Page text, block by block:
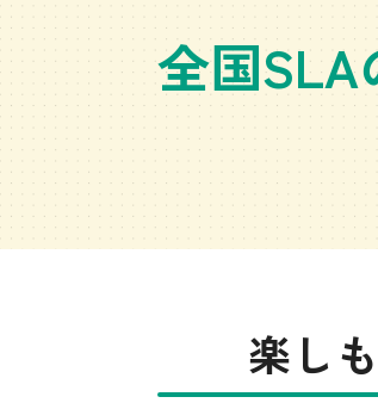
全国SLA
楽し